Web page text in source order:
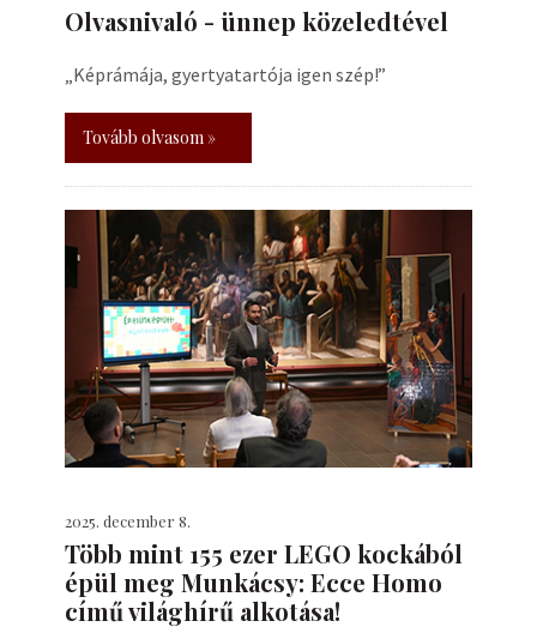
Olvasnivaló - ünnep közeledtével
„Képrámája, gyertyatartója igen szép!”
Tovább olvasom »
2025. december 8.
Több mint 155 ezer LEGO kockából
épül meg Munkácsy: Ecce Homo
című világhírű alkotása!